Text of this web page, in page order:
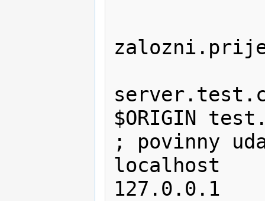
$ORIGIN
; povinny
localhost
127.0.0.1